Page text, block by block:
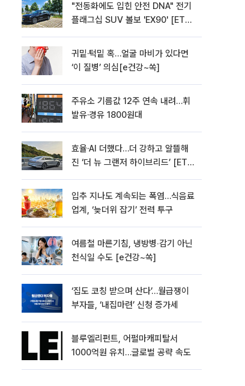
"전동화에도 입힌 안전 DNA" 전기
플래그십 SUV 볼보 'EX90' [ET의
귀밑·턱밑 혹…얼굴 마비가 있다면
‘이 질병’ 의심[e건강~쏙]
주유소 기름값 12주 연속 내려…휘
발유·경유 1800원대
효율·AI 더했다…더 강하고 알뜰해
진 ‘더 뉴 그랜저 하이브리드’ [ET의
입추 지나도 계속되는 폭염…식음료
업계, ‘늦더위 잡기’ 전력 투구
여름철 마른기침, 냉방병‧감기 아닌
천식일 수도 [e건강~쏙]
‘집도 코칭 받으며 산다’…월급쟁이
부자들, ‘내집마련’ 신청 증가세
블루엘리펀트, 어펄마캐피탈서
1000억원 유치…글로벌 공략 속도